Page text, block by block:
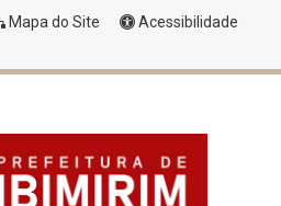
Mapa do Site
Acessibilidade